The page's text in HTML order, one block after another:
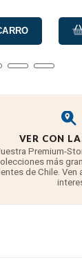
VER CON
Premium-
más
de Chile. Ven